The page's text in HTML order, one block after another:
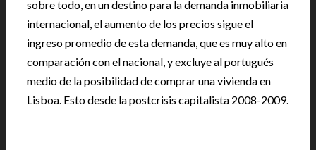
sobre todo, en un destino para la demanda inmobiliaria
internacional, el aumento de los precios sigue el
ingreso promedio de esta demanda, que es muy alto en
comparación con el nacional, y excluye al portugués
medio de la posibilidad de comprar una vivienda en
Lisboa. Esto desde la postcrisis capitalista 2008-2009.